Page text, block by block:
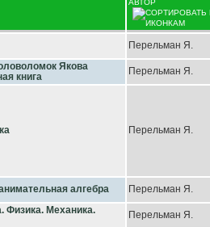
АВТОР
Перельман Я.
Якова
книга
Перельман Я.
Перельман Я.
алгебра Перельман Я.
Физика. Механика.
Перельман Я.